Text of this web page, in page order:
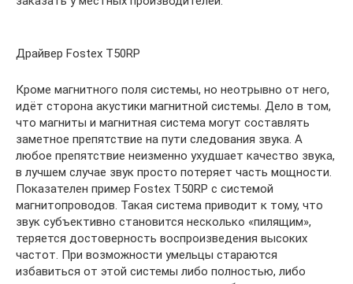
Драйвер Fostex T50RP
Кроме магнитного поля системы, но неотрывно от него,
идёт сторона акустики магнитной системы. Дело в том,
что магниты и магнитная система могут составлять
заметное препятствие на пути следования звука. А
любое препятствие неизменно ухудшает качество звука,
в лучшем случае звук просто потеряет часть мощности.
Показателен пример Fostex T50RP с системой
магнитопроводов. Такая система приводит к тому, что
звук субъективно становится несколько «пилящим»,
теряется достоверность воспроизведения высоких
частот. При возможности умельцы стараются
избавиться от этой системы либо полностью, либо